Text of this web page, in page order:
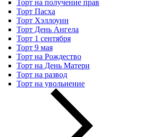
Торт на получение прав
Торт Пасха
Торт Хэллоуин
Торт День Ангела
Торт 1 сентября
Торт 9 мая
Торт на Рождество
Торт на День Матери
Торт на развод
Торт на увольнение